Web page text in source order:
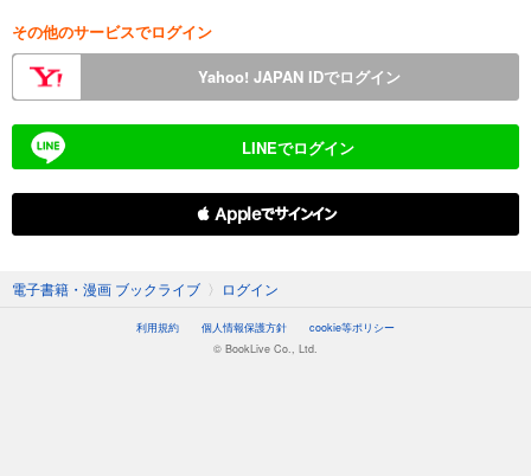
その他のサービスでログイン
Yahoo! JAPAN IDでログイン
LINEでログイン
 Appleでサインイン
電子書籍・漫画 ブックライブ 〉 ログイン
利用規約 個人情報保護方針
cookie等ポリシー
© BookLive Co., Ltd.